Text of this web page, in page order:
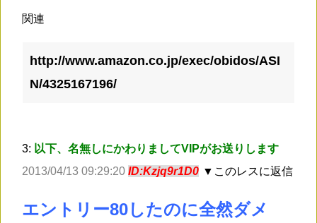
関連
http://www.amazon.co.jp/exec/obidos/ASI
N/4325167196/
3: 以下、名無しにかわりましてVIPがお送りします
2013/04/13 09:29:20 ID:Kzjq9r1D0 ▼このレスに返信
エントリー80したのに全然ダメ